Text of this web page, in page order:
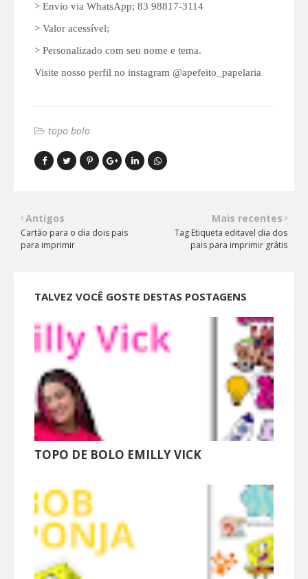
> Envio via WhatsApp; 83 98817-3114
> Valor acessível;
> Personalizado com seu nome e tema.
Visite nosso perfil no instagram @apefeito_papelaria
topo bolo
Mais recentes
Tag Etiqueta editavel dia dos
pais para imprimir grátis
Antigos
Cartão para o dia dois pais
para imprimir
TALVEZ VOCÊ GOSTE DESTAS POSTAGENS
TOPO DE BOLO EMILLY VICK